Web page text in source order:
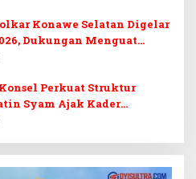
Konawe Selatan Digelar
Dukungan Menguat
Kalenggo
Perkuat Struktur
Syam Ajak Kader
Kejayaan